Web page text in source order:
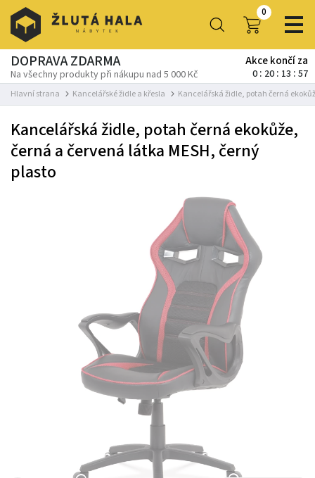
0
DOPRAVA ZDARMA
Na všechny produkty při nákupu nad 5 000 Kč
Akce končí za
0 20 13 56
Hlavní strana Kancelářské židle a křesla Kancelářská židle, potah černá
Kancelářská židle, potah černá ekokůže,
černá a červená látka MESH, černý
plasto